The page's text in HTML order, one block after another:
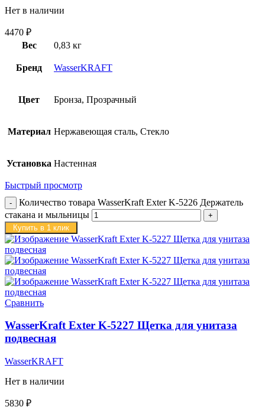
Нет в наличии
4470 ₽
Вес
0,83 кг
Бренд WasserKRAFT
Цвет Бронза, Прозрачный
Материал Нержавеющая сталь, Стекло
Установка Настенная
Быстрый просмотр
Количество товара WasserKraft Exter K-5226 Держатель
стакана и мыльницы
Купить в 1 клик
Сравнить
WasserKraft Exter K-5227 Щетка для унитаза
подвесная
WasserKRAFT
Нет в наличии
5830 ₽